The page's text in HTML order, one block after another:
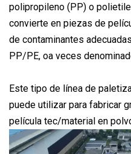
polipropileno (PP) o
convierte en piezas de
de contaminantes
PP/PE, oa veces
Este tipo de línea de
puede utilizar para fabricar
película tec/material en